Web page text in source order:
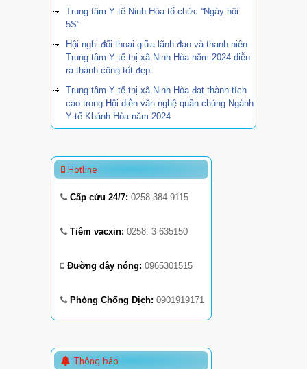
Trung tâm Y tế Ninh Hòa tổ chức “Ngày hội
5S”
Hội nghị đối thoại giữa lãnh đạo và thanh niên
Trung tâm Y tế thị xã Ninh Hòa năm 2024 diễn
ra thành công tốt đẹp
Trung tâm Y tế thị xã Ninh Hòa đạt thành tích
cao trong Hội diễn văn nghệ quần chúng Ngành
Y tế Khánh Hòa năm 2024
Hotline
Cấp cứu 24/7: 0258 384 9115
Tiêm vacxin: 0258. 3 635150
Đường dây nóng: 0965301515
Phòng Chống Dịch: 0901919171
Thông báo